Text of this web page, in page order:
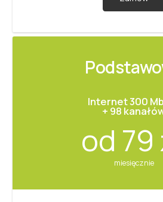
Internet 300
+ 98
od 79
miesięcznie